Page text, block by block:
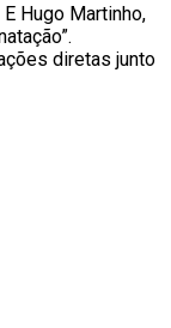
Hugo Martinho,
diretas junto